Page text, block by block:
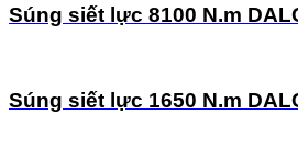
Súng siết lực 8100 N.m
Súng siết lực 1650 N.m